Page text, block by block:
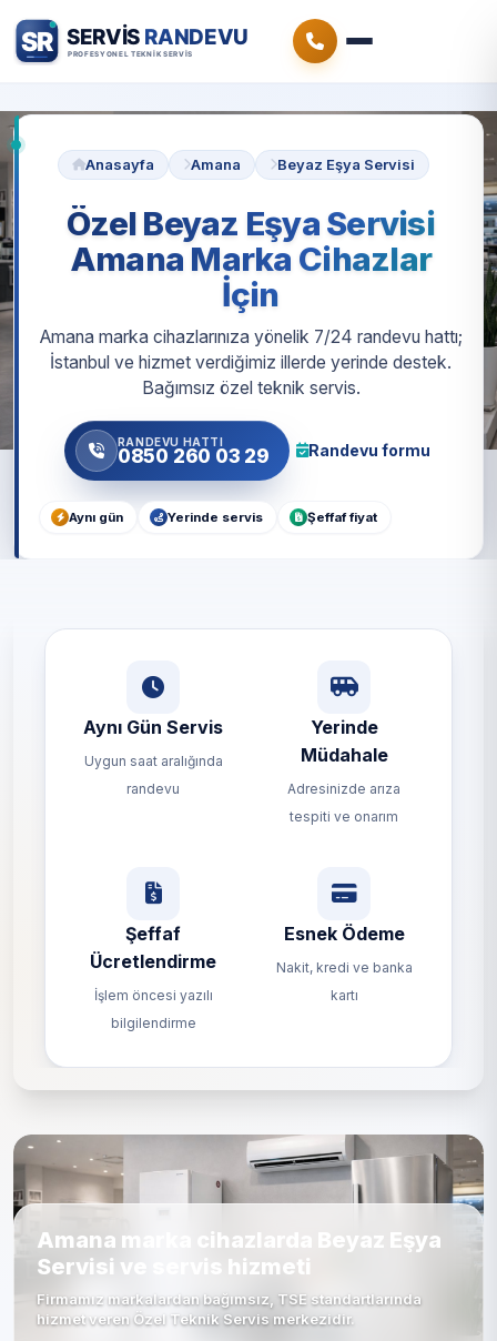
Anasayfa Amana Beyaz Eşya Servisi
Özel Beyaz Eşya Servisi
Amana Marka Cihazlar
İçin
Amana marka cihazlarınıza yönelik 7/24 randevu hattı;
İstanbul ve hizmet verdiğimiz illerde yerinde destek.
Bağımsız özel teknik servis.
RANDEVU HATTI
0850 260 03 29 Randevu formu
Aynı gün Yerinde servis Şeffaf fiyat
Aynı Gün Servis
Uygun saat aralığında
randevu
Yerinde
Müdahale
Adresinizde arıza
tespiti ve onarım
Şeffaf
Ücretlendirme
İşlem öncesi yazılı
bilgilendirme
Esnek Ödeme
Nakit, kredi ve banka
kartı
Amana marka cihazlarda Beyaz Eşya
Servisi ve servis hizmeti
Firmamız markalardan bağımsız, TSE standartlarında
hizmet veren Özel Teknik Servis merkezidir.